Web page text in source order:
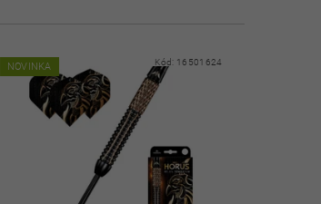
NOVINKA Kód: 16501624